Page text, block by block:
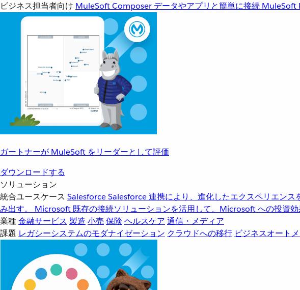
ビジネス担当者向け MuleSoft Composer データやアプリと簡単に接続 MuleSoft
ガートナーが MuleSoft をリーダーとして評価
ダウンロードする
ソリューション
統合ユースケース SalesforceSalesforce 連携により、進化したエクスペリエンス
み出す。
Microsoft 既存の接続ソリューションを活用して、Microsoft への投資効
業種金融サービス 製造 小売 保険 ヘルスケア 通信・メディア
課題 レガシーシステムのモダナイゼーション クラウドへの移行 ビジネスオート